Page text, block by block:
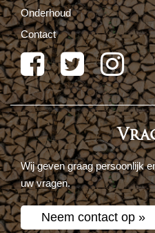
Onderhoud
Contact
Wij geven graag persoonlijk
uw vragen.
Neem contact op »